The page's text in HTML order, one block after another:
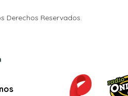
Derechos Reservados.